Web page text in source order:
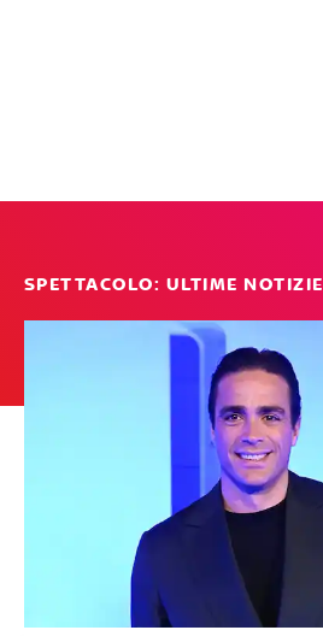
SPETTACOLO: ULTIME NOTIZIE